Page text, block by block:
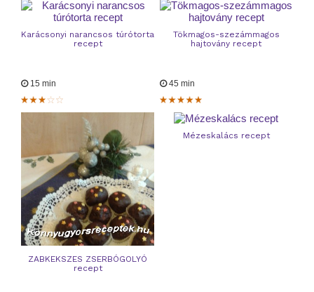
Karácsonyi narancsos túrótorta
recept
Tökmagos-szezámmagos
hajtovány recept
15 min
ZABKEKSZES ZSERBÓGOLYÓ
recept
45 min
Mézeskalács recept